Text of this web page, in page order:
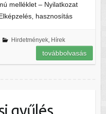
melléklet – Nyilatkozat
hasznosítás
Hirdetmények, Hírek
továbbolvasás
gyűlés